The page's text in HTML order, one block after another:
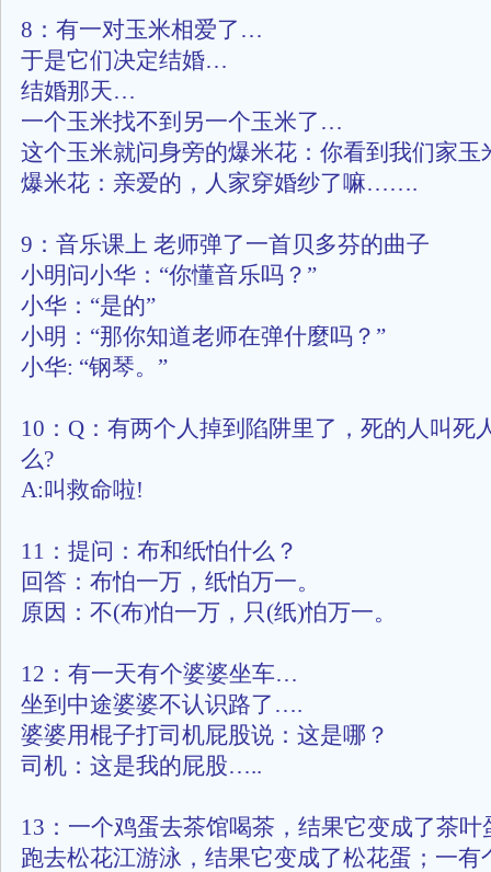
8：有一对玉米相爱了…
于是它们决定结婚…
结婚那天…
一个玉米找不到另一个玉米了…
这个玉米就问身旁的爆米花：你看到我们家玉
爆米花：亲爱的，人家穿婚纱了嘛…….
9：音乐课上 老师弹了一首贝多芬的曲子
小明问小华：“你懂音乐吗？”
小华：“是的”
小明：“那你知道老师在弹什麼吗？”
小华: “钢琴。”
10：Q：有两个人掉到陷阱里了，死的人叫死
么?
A:叫救命啦!
11：提问：布和纸怕什么？
回答：布怕一万，纸怕万一。
原因：不(布)怕一万，只(纸)怕万一。
12：有一天有个婆婆坐车…
坐到中途婆婆不认识路了….
婆婆用棍子打司机屁股说：这是哪？
司机：这是我的屁股…..
13：一个鸡蛋去茶馆喝茶，结果它变成了茶叶
跑去松花江游泳，结果它变成了松花蛋；一有